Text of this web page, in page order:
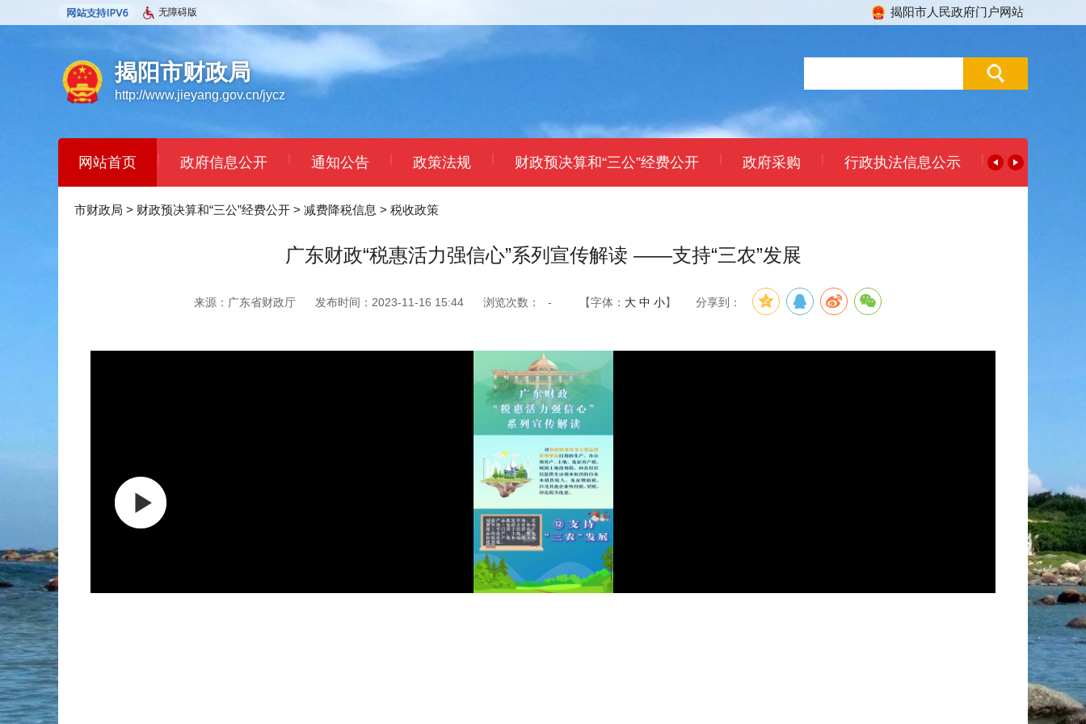
无障碍版 揭阳市人民政府门户网站
揭阳市财政局
http://www.jieyang.gov.cn/jycz
网站首页 | 政府信息公开 | 通知公告 | 政策法规 | 财政预决算和“三公”经费公开 | 政府采购 | 行政执法信息公示 |
市财政局 > 财政预决算和“三公”经费公开 > 减费降税信息 > 税收政策
广东财政“税惠活力强信心”系列宣传解读 ——支持“三农”发展
来源：广东省财政厅 发布时间：2023-11-16 15:44 浏览次数： - 【字体： 大 中 小】 分享到：